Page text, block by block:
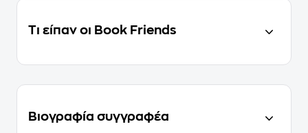
Τι είπαν οι Book Friends
Βιογραφία συγγραφέα